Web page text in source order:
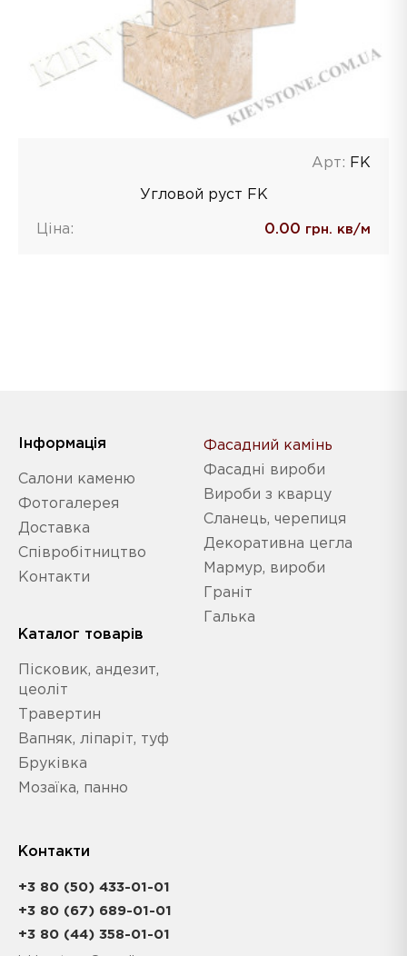
Арт: FK
Угловой руст FK
Ціна: 0.00 грн. кв/м
Iнформація
Салони каменю
Фотогалерея
Доставка
Співробітництво
Контакти
Каталог товарів
Пісковик, андезит,
цеоліт
Травертин
Вапняк, ліпаріт, туф
Бруківка
Мозаїка, панно
Фасадний камінь
Фасадні вироби
Вироби з кварцу
Сланець, черепиця
Декоративна цегла
Мармур, вироби
Граніт
Галька
Контакти
+3 80 (50) 433-01-01
+3 80 (67) 689-01-01
+3 80 (44) 358-01-01